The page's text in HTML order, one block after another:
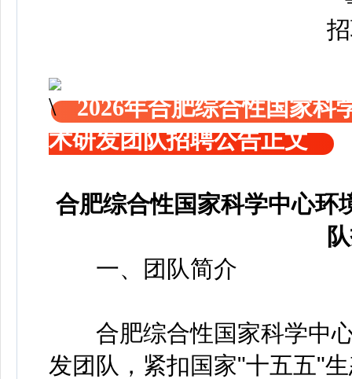
2026年合肥综合性国家科
术研发团队招聘公告正文
合肥综合性国家科学中心环
一、团队简介
合肥综合性国家科学中心
发团队，紧扣国家"十五五"